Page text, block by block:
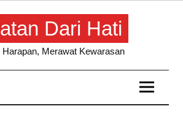
Dari Hati
Harapan, Merawat Kewarasan